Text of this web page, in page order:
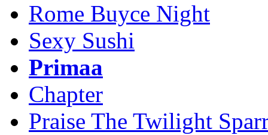
Rome Buyce Night
Sexy Sushi
Primaa
Chapter
Praise The Twilight